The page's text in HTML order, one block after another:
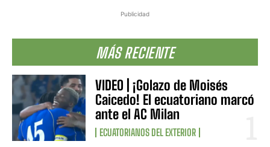
Publicidad
MÁS RECIENTE
VIDEO | ¡Golazo de Moisés
Caicedo! El ecuatoriano marcó
ante el AC Milan
ECUATORIANOS DEL EXTERIOR